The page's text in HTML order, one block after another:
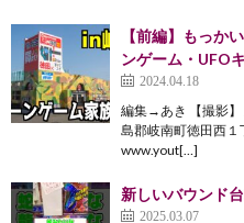
【前編】もっか
ンゲーム・UFO
2024.04.18
編集→あき 【撮影】
島郡岐南町徳田西１
www.yout[…]
新しいバウンド
2025.03.07